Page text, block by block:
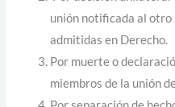
unión notificada al otro
admitidas en Derecho.
Por muerte o
miembros de la unión